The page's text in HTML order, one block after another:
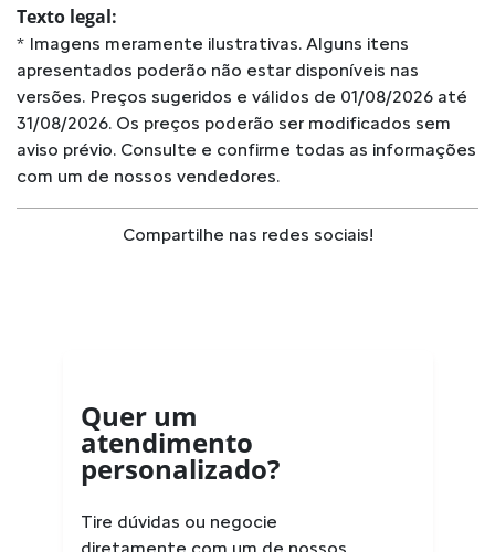
Texto legal:
* Imagens meramente ilustrativas. Alguns itens
apresentados poderão não estar disponíveis nas
versões. Preços sugeridos e válidos de 01/08/2026 até
31/08/2026. Os preços poderão ser modificados sem
aviso prévio. Consulte e confirme todas as informações
com um de nossos vendedores.
Compartilhe nas redes sociais!
Quer um
atendimento
personalizado?
Tire dúvidas ou negocie